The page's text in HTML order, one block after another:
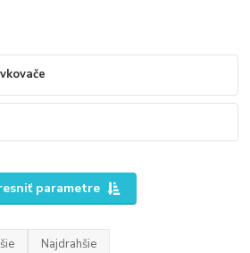
parametre
Najdrahšie